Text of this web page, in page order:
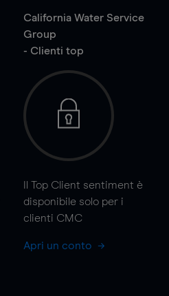
California Water Service
Group
- Clienti top
Il Top Client sentiment è
disponibile solo per i
clienti CMC
Apri un conto